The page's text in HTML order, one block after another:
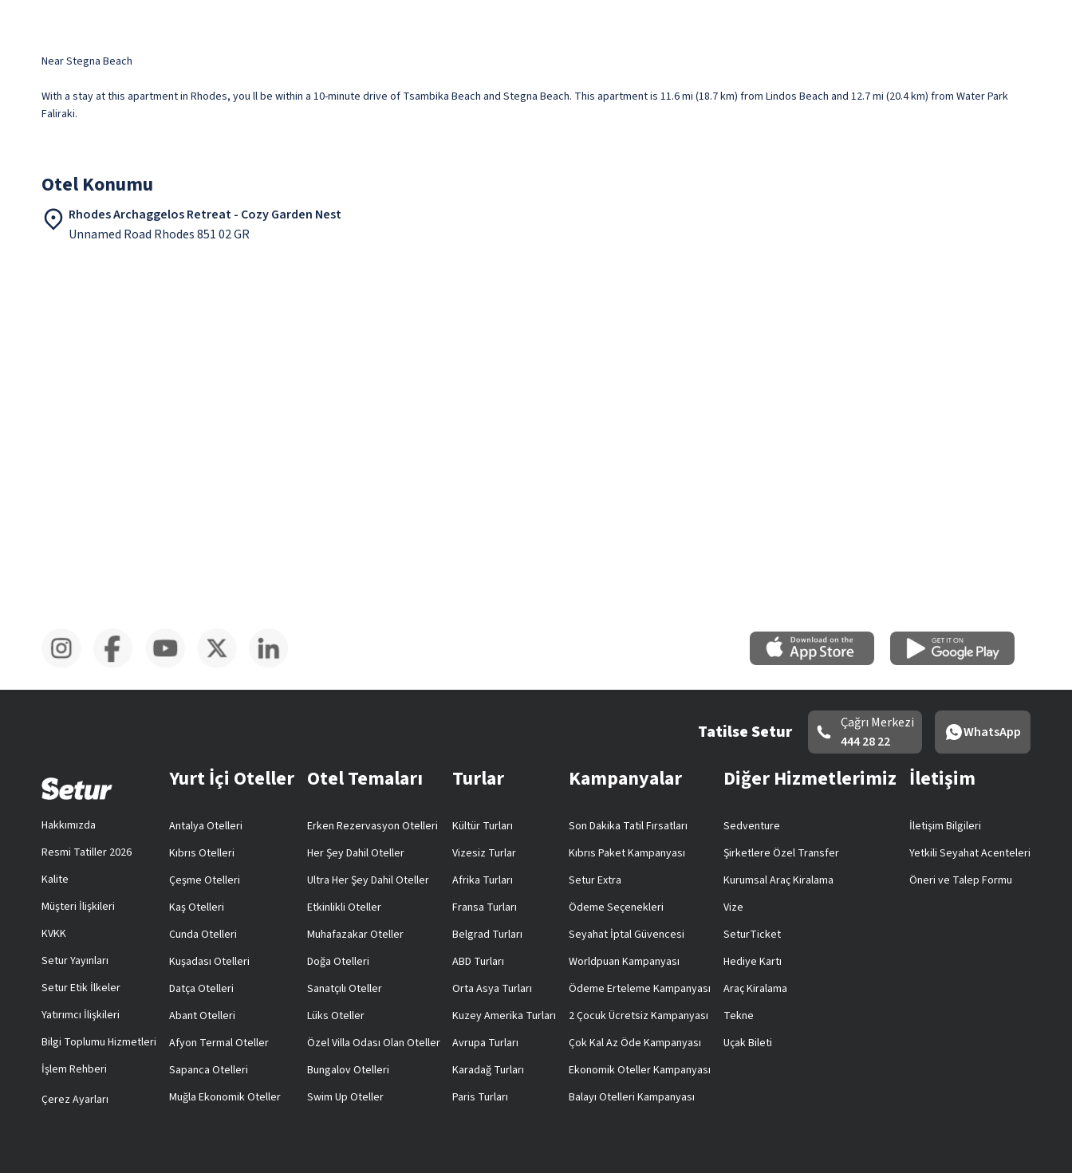
Near Stegna Beach
With a stay at this apartment in Rhodes, you ll be within a 10-minute drive of Tsambika Beach and Stegna Beach. This apartment is 11.6 mi (18.7 km) from Lindos Beach and 12.7 mi (20.4 km) from Water Park
Faliraki.
Otel Konumu
Rhodes Archaggelos Retreat - Cozy Garden Nest
Unnamed Road Rhodes 851 02 GR
Tatilse Setur
Çağrı Merkezi
444 28 22
WhatsApp
Hakkımızda
Resmi Tatiller 2026
Kalite
Müşteri İlişkileri
KVKK
Setur Yayınları
Setur Etik İlkeler
Yatırımcı İlişkileri
Bilgi Toplumu Hizmetleri
İşlem Rehberi
Çerez Ayarları
Yurt İçi Oteller
Antalya Otelleri
Kıbrıs Otelleri
Çeşme Otelleri
Kaş Otelleri
Cunda Otelleri
Kuşadası Otelleri
Datça Otelleri
Abant Otelleri
Afyon Termal Oteller
Sapanca Otelleri
Muğla Ekonomik Oteller
Otel Temaları
Erken Rezervasyon Otelleri
Her Şey Dahil Oteller
Ultra Her Şey Dahil Oteller
Etkinlikli Oteller
Muhafazakar Oteller
Doğa Otelleri
Sanatçılı Oteller
Lüks Oteller
Özel Villa Odası Olan Oteller
Bungalov Otelleri
Swim Up Oteller
Turlar
Kültür Turları
Vizesiz Turlar
Afrika Turları
Fransa Turları
Belgrad Turları
ABD Turları
Orta Asya Turları
Kuzey Amerika Turları
Avrupa Turları
Karadağ Turları
Paris Turları
Kampanyalar
Son Dakika Tatil Fırsatları
Kıbrıs Paket Kampanyası
Setur Extra
Ödeme Seçenekleri
Seyahat İptal Güvencesi
Worldpuan Kampanyası
Ödeme Erteleme Kampanyası
2 Çocuk Ücretsiz Kampanyası
Çok Kal Az Öde Kampanyası
Ekonomik Oteller Kampanyası
Balayı Otelleri Kampanyası
Diğer Hizmetlerimiz
Sedventure
Şirketlere Özel Transfer
Kurumsal Araç Kiralama
Vize
SeturTicket
Hediye Kartı
Araç Kiralama
Tekne
Uçak Bileti
İletişim
İletişim Bilgileri
Yetkili Seyahat Acenteleri
Öneri ve Talep Formu